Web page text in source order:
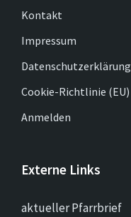
Kontakt
Impressum
Datenschutzerklärung
Cookie-Richtlinie (EU)
Anmelden
Externe Links
aktueller Pfarrbrief